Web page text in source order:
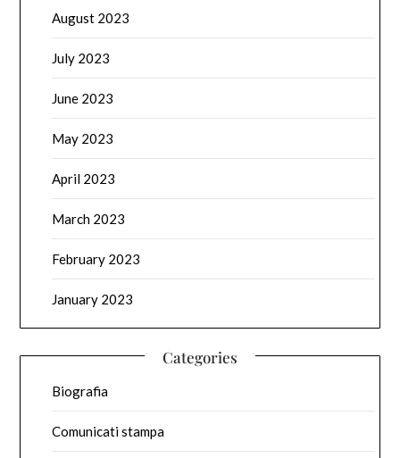
August 2023
July 2023
June 2023
May 2023
April 2023
March 2023
February 2023
January 2023
Categories
Biografia
Comunicati stampa